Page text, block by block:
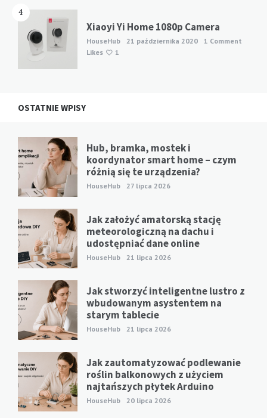
4
Xiaoyi Yi Home 1080p Camera
HouseHub 21 października 2020
1 Comment
Likes
1
OSTATNIE WPISY
Hub, bramka, mostek i
koordynator smart home – czym
różnią się te urządzenia?
HouseHub 27 lipca 2026
Jak założyć amatorską stację
meteorologiczną na dachu i
udostępniać dane online
HouseHub 21 lipca 2026
Jak stworzyć inteligentne lustro z
wbudowanym asystentem na
starym tablecie
HouseHub 21 lipca 2026
Jak zautomatyzować podlewanie
roślin balkonowych z użyciem
najtańszych płytek Arduino
HouseHub 20 lipca 2026